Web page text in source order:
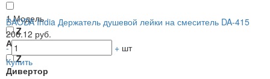
1.Модель
Z
Аксессуары
Z
Дивертор
BAODA India Держатель душевой лейки на смеситель DA-415
206.12 руб.
-
+ шт
Купить